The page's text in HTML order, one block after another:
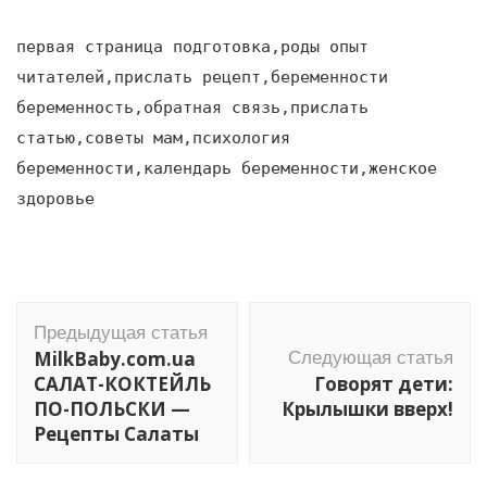
первая страница подготовка,роды опыт
читателей,прислать рецепт,беременности
беременность,обратная связь,прислать
статью,советы мам,психология
беременности,календарь беременности,женское
здоровье
по
записям
Предыдущая статья
MilkBaby.com.ua
САЛАТ-КОКТЕЙЛЬ
ПО-ПОЛЬСКИ —
Рецепты Салаты
Следующая статья
Говорят дети:
Крылышки вверх!